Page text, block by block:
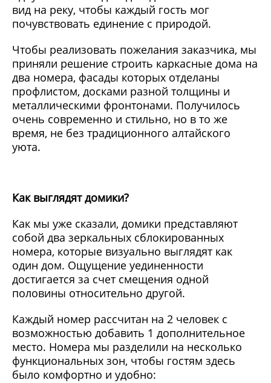
вид на реку, чтобы каждый гость мог
почувствовать единение с природой.
Чтобы реализовать пожелания заказчика, мы
приняли решение строить каркасные дома на
два номера, фасады которых отделаны
профлистом, досками разной толщины и
металлическими фронтонами. Получилось
очень современно и стильно, но в то же
время, не без традиционного алтайского
уюта.
Как выглядят домики?
Как мы уже сказали, домики представляют
собой два зеркальных сблокированных
номера, которые визуально выглядят как
один дом. Ощущение уединенности
достигается за счет смещения одной
половины относительно другой.
Каждый номер рассчитан на 2 человек с
возможностью добавить 1 дополнительное
место. Номера мы разделили на несколько
функциональных зон, чтобы гостям здесь
было комфортно и удобно: